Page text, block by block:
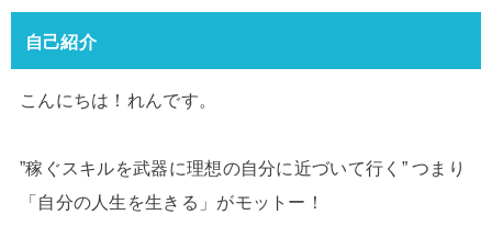
自己紹介
こんにちは！れんです。
”稼ぐスキルを武器に理想の自分に近づいて行く” つまり
「自分の人生を生きる」がモットー！